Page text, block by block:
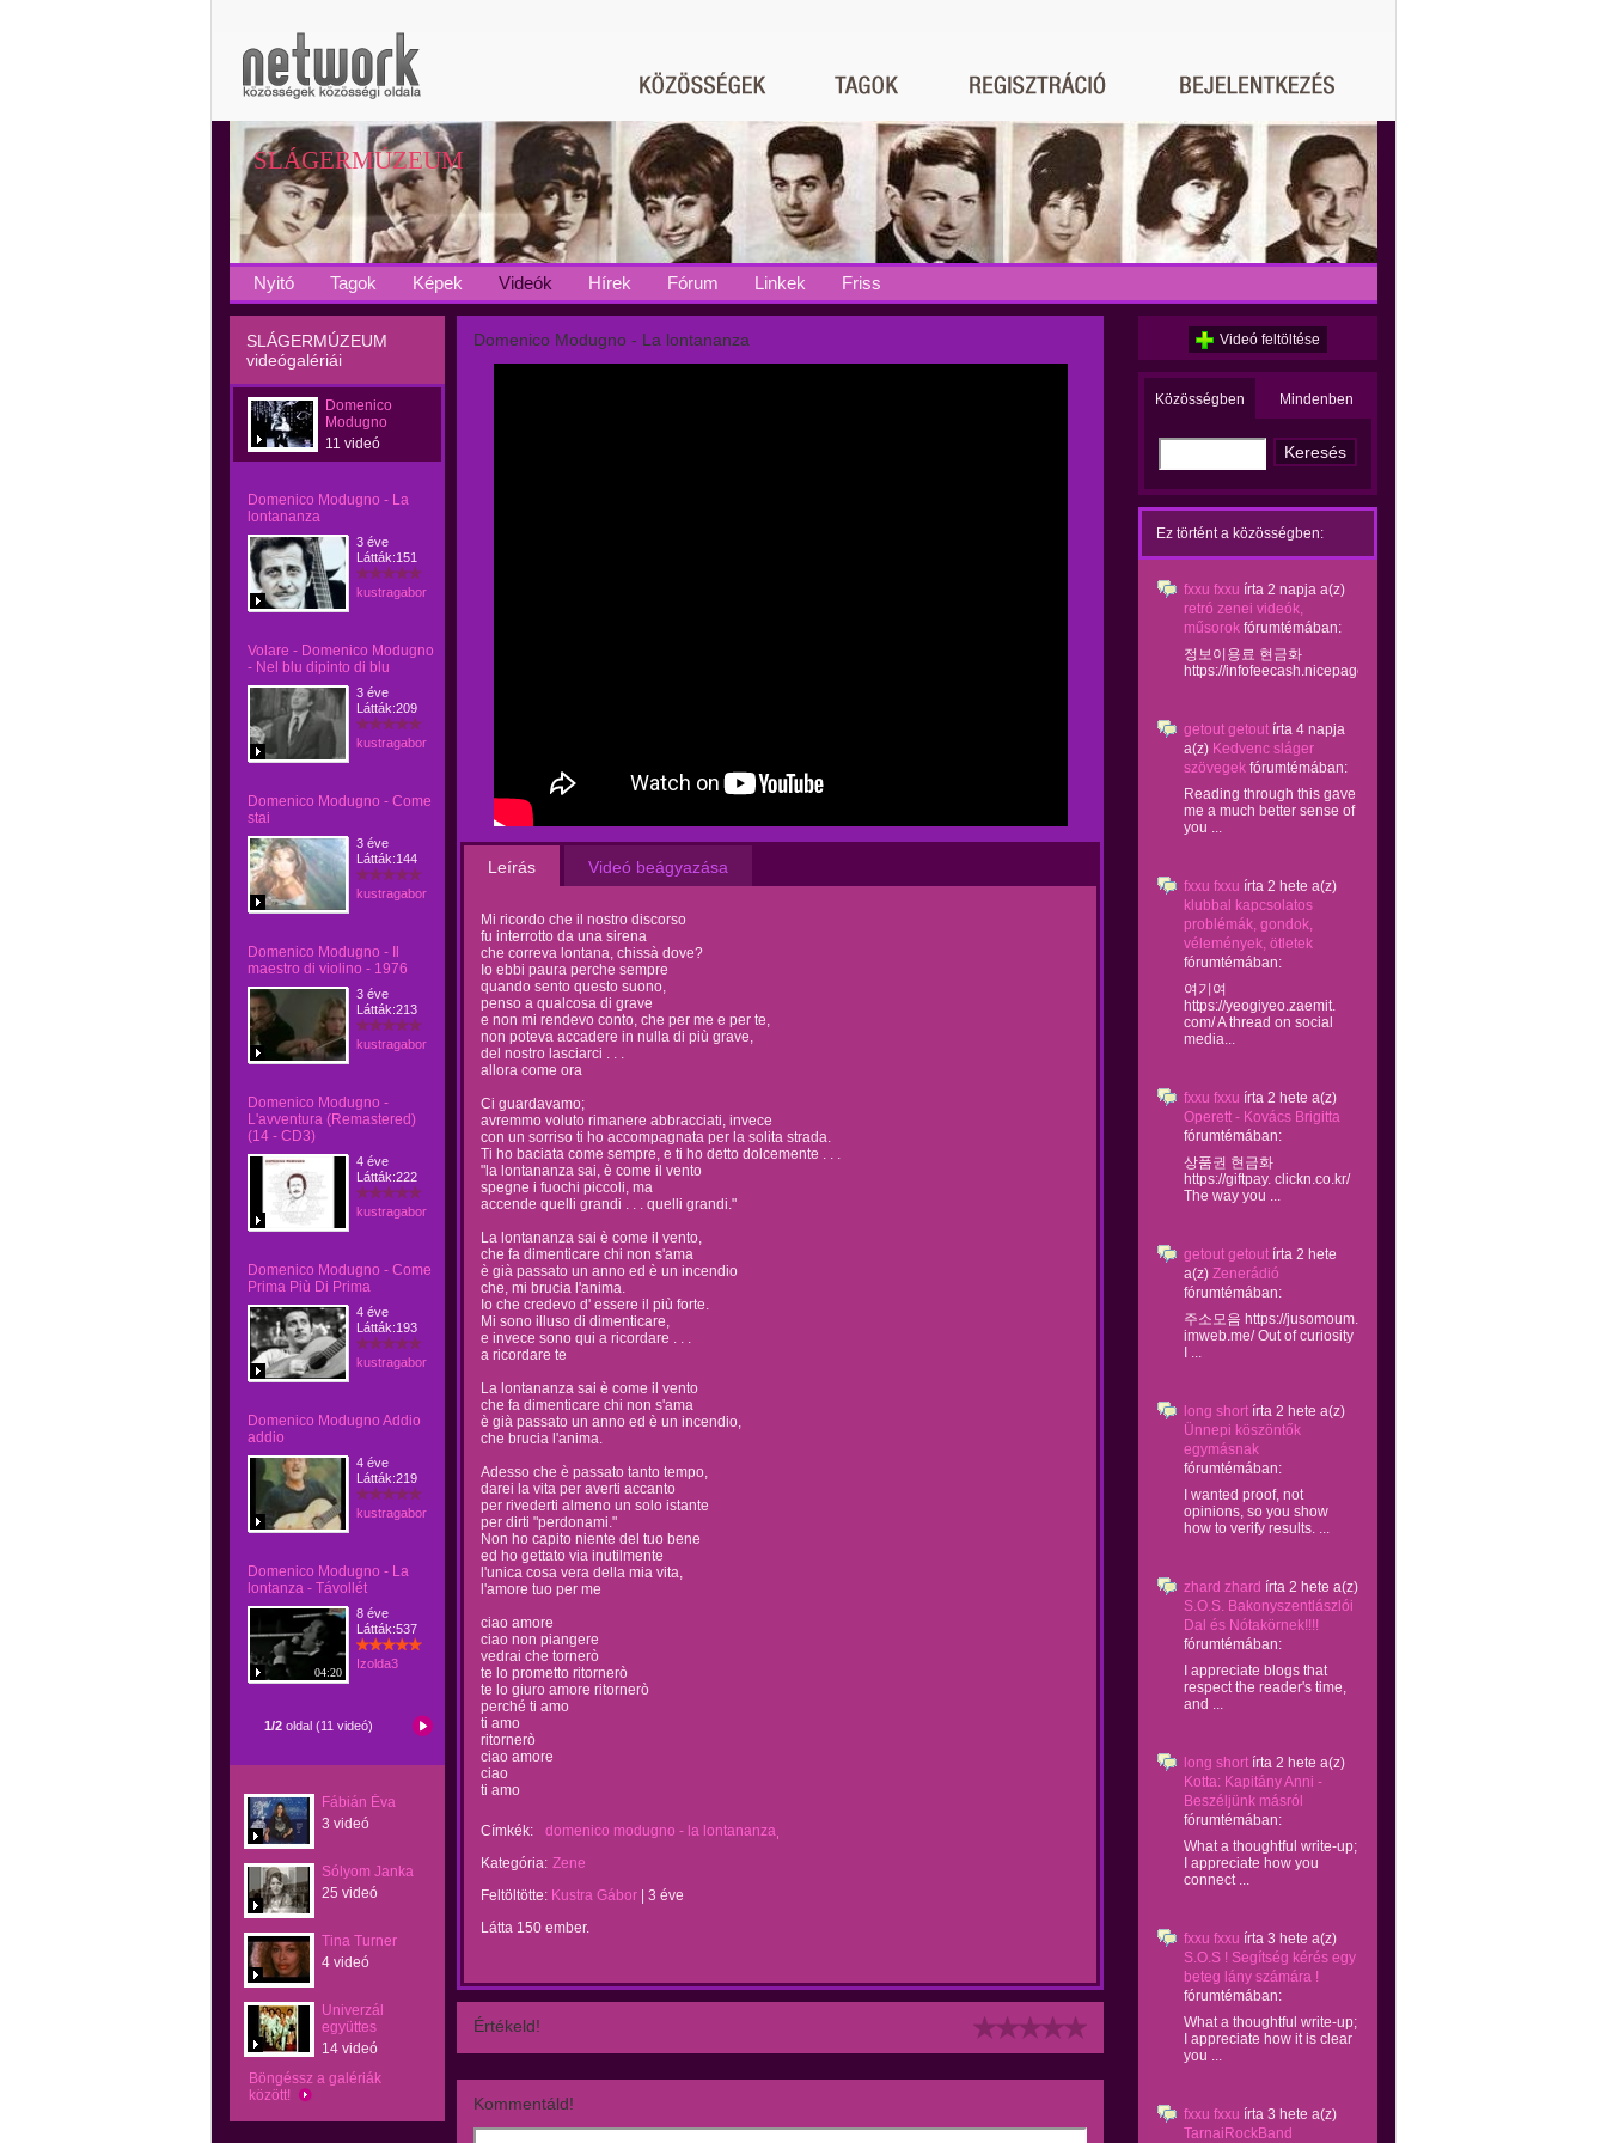
SLÁGERMÚZEUM
Nyitó Tagok Képek Videók Hírek Fórum Linkek Friss
SLÁGERMÚZEUM
videógalériái
Domenico
Modugno
11 videó
Domenico Modugno - La
lontananza
3 éve
Látták:151
kustragabor
Volare - Domenico Modugno
- Nel blu dipinto di blu
3 éve
Látták:209
kustragabor
Domenico Modugno - Come
stai
3 éve
Látták:144
kustragabor
Domenico Modugno - Il
maestro di violino - 1976
3 éve
Látták:213
kustragabor
Domenico Modugno -
L'avventura (Remastered)
(14 - CD3)
4 éve
Látták:222
kustragabor
Domenico Modugno - Come
Prima Più Di Prima
4 éve
Látták:193
kustragabor
Domenico Modugno Addio
addio
4 éve
Látták:219
kustragabor
Domenico Modugno - La
lontanza - Távollét
04:20
8 éve
Látták:537
Izolda3
1/2oldal (11 videó)
Fábián Éva
3 videó
Sólyom Janka
25 videó
Tina Turner
4 videó
Univerzál
együttes
14 videó
Böngéssz a galériák
között!
Domenico Modugno - La lontananza
Leírás Videó beágyazása
Mi ricordo che il nostro discorso
fu interrotto da una sirena
che correva lontana, chissà dove?
Io ebbi paura perche sempre
quando sento questo suono,
penso a qualcosa di grave
e non mi rendevo conto, che per me e per te,
non poteva accadere in nulla di più grave,
del nostro lasciarci . . .
allora come ora
Ci guardavamo;
avremmo voluto rimanere abbracciati, invece
con un sorriso ti ho accompagnata per la solita strada.
Ti ho baciata come sempre, e ti ho detto dolcemente . . .
"la lontananza sai, è come il vento
spegne i fuochi piccoli, ma
accende quelli grandi . . . quelli grandi."
La lontananza sai è come il vento,
che fa dimenticare chi non s'ama
è già passato un anno ed è un incendio
che, mi brucia l'anima.
Io che credevo d' essere il più forte.
Mi sono illuso di dimenticare,
e invece sono qui a ricordare . . .
a ricordare te
La lontananza sai è come il vento
che fa dimenticare chi non s'ama
è già passato un anno ed è un incendio,
che brucia l'anima.
Adesso che è passato tanto tempo,
darei la vita per averti accanto
per rivederti almeno un solo istante
per dirti "perdonami."
Non ho capito niente del tuo bene
ed ho gettato via inutilmente
l'unica cosa vera della mia vita,
l'amore tuo per me
ciao amore
ciao non piangere
vedrai che tornerò
te lo prometto ritornerò
te lo giuro amore ritornerò
perché ti amo
ti amo
ritornerò
ciao amore
ciao
ti amo
Címkék:
domenico modugno - la lontananza
Kategória: Zene
Feltöltötte: Kustra Gábor
3 éve
Látta 150 ember.
Értékeld!
Kommentáld!
Videó feltöltése
Közösségben Mindenben
Ez történt a közösségben:
fxxu fxxu írta 2 napja a(z)
retró zenei videók,
műsorok fórumtémában:
정보이용료 현금화
https://infofeecash.nicepage...
getout getout írta 4 napja
a(z) Kedvenc sláger
szövegek fórumtémában:
Reading through this gave
me a much better sense of
you ...
fxxu fxxu írta 2 hete a(z)
klubbal kapcsolatos
problémák, gondok,
vélemények, ötletek
fórumtémában:
여기여
https://yeogiyeo.zaemit.
com/ A thread on social
media...
fxxu fxxu írta 2 hete a(z)
Operett - Kovács Brigitta
fórumtémában:
상품권 현금화
https://giftpay. clickn.co.kr/
The way you ...
getout getout írta 2 hete
a(z) Zenerádió
fórumtémában:
주소모음 https://jusomoum.
imweb.me/ Out of curiosity
I ...
long short írta 2 hete a(z)
Ünnepi köszöntők
egymásnak
fórumtémában:
I wanted proof, not
opinions, so you show
how to verify results. ...
zhard zhard írta 2 hete a(z)
S.O.S. Bakonyszentlászlói
Dal és Nótakörnek!!!!
fórumtémában:
I appreciate blogs that
respect the reader's time,
and ...
long short írta 2 hete a(z)
Kotta: Kapitány Anni -
Beszéljünk másról
fórumtémában:
What a thoughtful write-up;
I appreciate how you
connect ...
fxxu fxxu írta 3 hete a(z)
S.O.S ! Segítség kérés egy
beteg lány számára !
fórumtémában:
What a thoughtful write-up;
I appreciate how it is clear
you ...
fxxu fxxu írta 3 hete a(z)
TarnaiRockBand